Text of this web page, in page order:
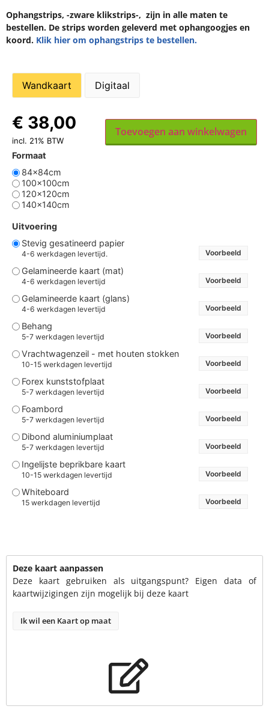
Ophangstrips, -zware klikstrips-, zijn in alle maten te
bestellen. De strips worden geleverd met ophangoogjes en
koord. Klik hier om ophangstrips te bestellen.
Wandkaart Digitaal
Formaat
84x84cm
100x100cm
120x120cm
140x140cm
Uitvoering
Stevig gesatineerd papier
4-6 werkdagen levertijd. Voorbeeld
Gelamineerde kaart (mat)
4-6 werkdagen levertijd Voorbeeld
Gelamineerde kaart (glans)
4-6 werkdagen levertijd Voorbeeld
Behang
5-7 werkdagen levertijd Voorbeeld
Vrachtwagenzeil - met houten stokken
10-15 werkdagen levertijd Voorbeeld
Forex kunststofplaat
5-7 werkdagen levertijd Voorbeeld
Foambord
5-7 werkdagen levertijd Voorbeeld
Dibond aluminiumplaat
5-7 werkdagen levertijd Voorbeeld
Ingelijste beprikbare kaart
10-15 werkdagen levertijd Voorbeeld
Whiteboard
15 werkdagen levertijd Voorbeeld
€ 38,00
incl. 21% BTW
Toevoegen aan winkelwagen
Deze kaart aanpassen
Deze kaart gebruiken als uitgangspunt? Eigen data of
kaartwijzigingen zijn mogelijk bij deze kaart
Ik wil een Kaart op maat